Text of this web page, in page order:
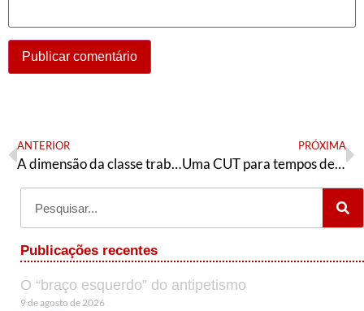
ANTERIOR
A dimensão da classe trabalhadora assalariada no Brasil
PRÓXIMA
Uma CUT para tempos de guerra
Publicações recentes
O “braço esquerdo” do antipetismo
9 de agosto de 2026